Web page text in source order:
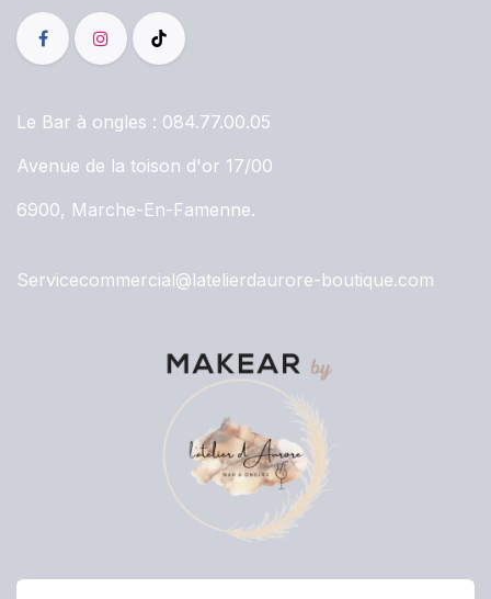
Le Bar à ongles : 084.77.00.05
Avenue de la toison d'or 17/00
6900, Marche-En-Famenne.
Servicecommercial@latelierdaurore-boutique.com